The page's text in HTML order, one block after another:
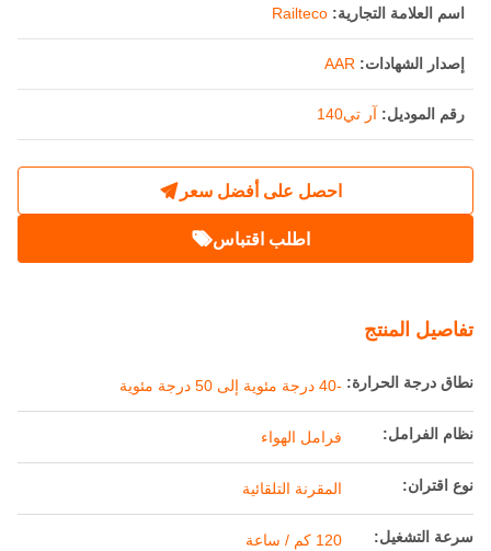
اسم العلامة التجارية: Railteco
إصدار الشهادات: AAR
رقم الموديل: آر تي140
احصل على أفضل سعر
اطلب اقتباس
تفاصيل المنتج
نطاق درجة الحرارة: -40 درجة مئوية إلى 50 درجة مئوية
نظام الفرامل: فرامل الهواء
نوع اقتران: المقرنة التلقائية
سرعة التشغيل: 120 كم / ساعة